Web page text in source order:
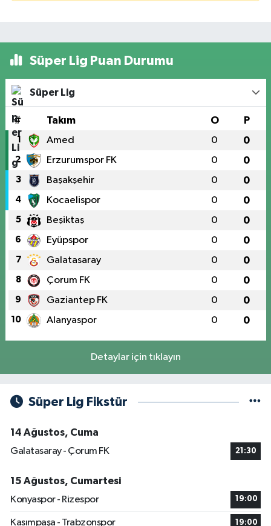
Süper Lig Puan Durumu
Süper Lig
# Takım O P
1 Amed 0 0
2 Erzurumspor FK 0 0
3 Başakşehir 0 0
4 Kocaelispor 0 0
5 Beşiktaş 0 0
6 Eyüpspor 0 0
7 Galatasaray 0 0
8 Çorum FK 0 0
9 Gaziantep FK 0 0
10 Alanyaspor 0 0
Detaylar için tıklayın
Süper Lig Fikstür
14 Ağustos, Cuma
Galatasaray - Çorum FK
21:30
15 Ağustos, Cumartesi
Konyaspor - Rizespor
19:00
Kasımpaşa - Trabzonspor 19:00